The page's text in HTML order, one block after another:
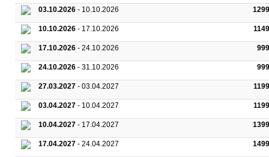
03.10.2026 - 10.10.2026
10.10.2026 - 17.10.2026
17.10.2026 - 24.10.2026
24.10.2026 - 31.10.2026
27.03.2027 - 03.04.2027
03.04.2027 - 10.04.2027
10.04.2027 - 17.04.2027
17.04.2027 - 24.04.2027